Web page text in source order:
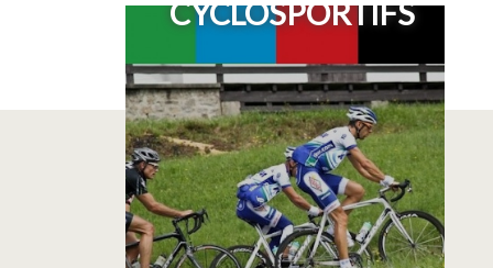
CYCLOSPORTIFS